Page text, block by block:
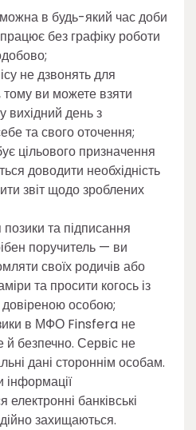
в будь-який час доби
без графіку роботи
не дзвонять для
ви можете взяти
вихідний день з
та свого оточення;
цільового призначення
доводити необхідність
звіт щодо зроблених
та підписання
поручитель — ви
своїх родичів або
та просити когось із
особою;
в МФО Finsfera не
й безпечно. Сервіс не
дані стороннім особам.
інформації
банківські
захищаються.